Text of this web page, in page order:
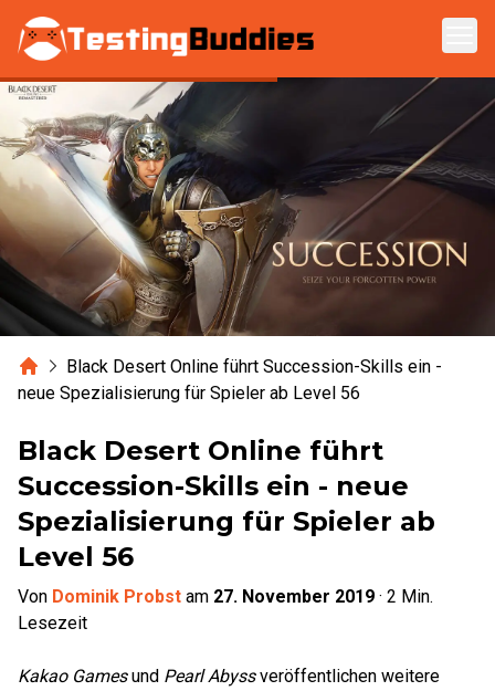
Zum Hauptinhalt springen
HomeBlack Desert Online führt Succession-Skills ein -
neue Spezialisierung für Spieler ab Level 56
Black Desert Online führt
Succession-Skills ein - neue
Spezialisierung für Spieler ab
Level 56
Von Dominik Probst am 27. November 2019 · 2 Min.
Lesezeit
Kakao Gamesund Pearl Abyssveröffentlichen weitere